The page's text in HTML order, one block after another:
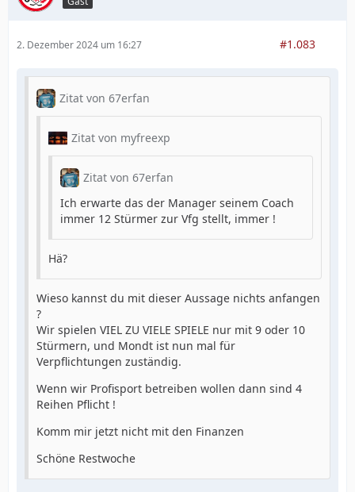
2. Dezember 2024 um 16:27 #1.083
Zitat von 67erfan
Zitat von myfreexp
Zitat von 67erfan
Ich erwarte das der Manager seinem Coach
immer 12 Stürmer zur Vfg stellt, immer !
Hä?
Wieso kannst du mit dieser Aussage nichts anfangen
?
Wir spielen VIEL ZU VIELE SPIELE nur mit 9 oder 10
Stürmern, und Mondt ist nun mal für
Verpflichtungen zuständig.
Wenn wir Profisport betreiben wollen dann sind 4
Reihen Pflicht !
Komm mir jetzt nicht mit den Finanzen
Schöne Restwoche